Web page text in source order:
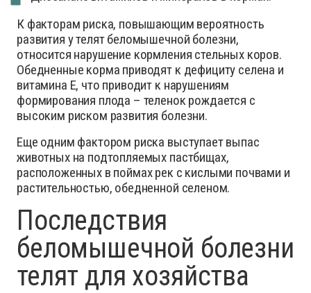
К факторам риска, повышающим вероятность
развития у телят беломышечной болезни,
относится нарушение кормления стельных коров.
Обедненные корма приводят к дефициту селена и
витамина Е, что приводит к нарушениям
формирования плода – теленок рождается с
высоким риском развития болезни.
Еще одним фактором риска выступает выпас
животных на подтопляемых пастбищах,
расположенных в поймах рек с кислыми почвами и
растительностью, обедненной селеном.
Последствия
беломышечной болезни
телят для хозяйства